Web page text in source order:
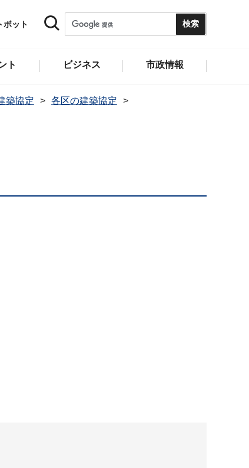
ボット
ト ビジネス 市政情報
築協定
各区の建築協定